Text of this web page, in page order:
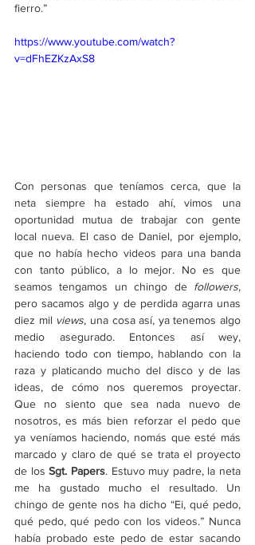
fierro.”
https://www.youtube.com/watch?
v=dFhEZKzAxS8
Con personas que teníamos cerca, que la
neta siempre ha estado ahí, vimos una
oportunidad mutua de trabajar con gente
local nueva. El caso de Daniel, por ejemplo,
que no había hecho videos para una banda
con tanto público, a lo mejor. No es que
seamos tengamos un chingo de followers,
pero sacamos algo y de perdida agarra unas
diez mil views, una cosa así, ya tenemos algo
medio asegurado. Entonces así wey,
haciendo todo con tiempo, hablando con la
raza y platicando mucho del disco y de las
ideas, de cómo nos queremos proyectar.
Que no siento que sea nada nuevo de
nosotros, es más bien reforzar el pedo que
ya veníamos haciendo, nomás que esté más
marcado y claro de qué se trata el proyecto
de los Sgt. Papers. Estuvo muy padre, la neta
me ha gustado mucho el resultado. Un
chingo de gente nos ha dicho “Ei, qué pedo,
qué pedo, qué pedo con los videos.” Nunca
había probado este pedo de estar sacando